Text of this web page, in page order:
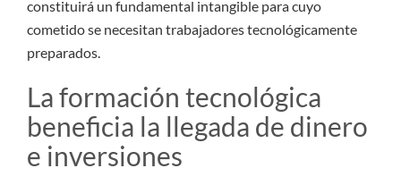
constituirá un fundamental intangible para cuyo
cometido se necesitan trabajadores tecnológicamente
preparados.
La formación tecnológica
beneficia la llegada de dinero
e inversiones